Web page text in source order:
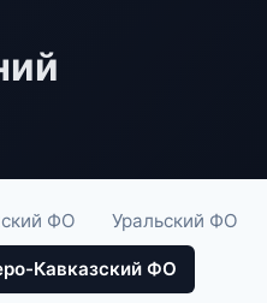
ФО Уральский ФО
Кавказский ФО